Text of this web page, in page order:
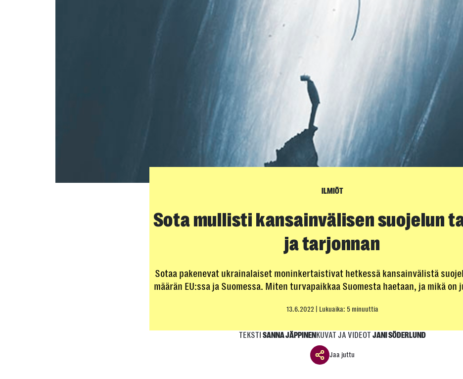
ILMIÖT
Sota mullisti kansainvälisen suojelun
ja tarjonnan
Sotaa pakenevat ukrainalaiset moninkertaistivat hetkessä kansainvälistä
määrän EU:ssa ja Suomessa. Miten turvapaikkaa Suomesta haetaan, ja mikä
13.6.2022 | Lukuaika: 5 minuuttia
TEKSTI SANNA JÄPPINENKUVAT JA VIDEOT JANI SÖDERLUND
Jaa juttu